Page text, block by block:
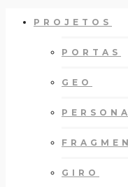
PROJETOS
PORTAS
GEO
PERSONA
GIRO